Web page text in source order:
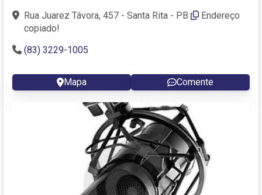
Rua Juarez Távora, 457 - Santa Rita - PB
Endereço
copiado!
(83) 3229-1005
Mapa Comente